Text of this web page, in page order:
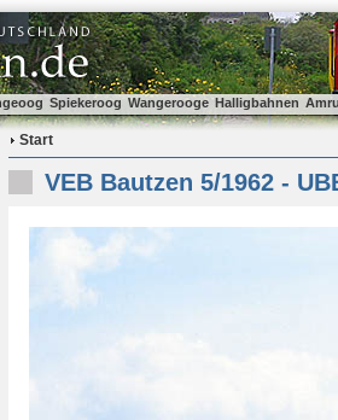
Spiekeroog Wangerooge Halligbahnen
Start
VEB Bautzen 5/1962 -